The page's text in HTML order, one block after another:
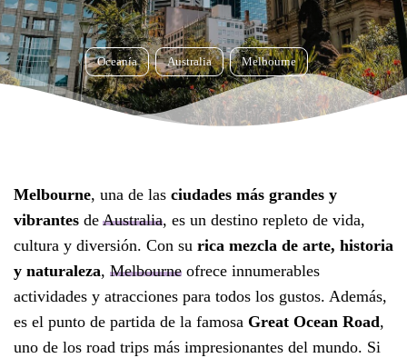
Oceanía Australia Melbourne
Melbourne, una de las ciudades más grandes y
vibrantes de Australia, es un destino repleto de vida,
cultura y diversión. Con su rica mezcla de arte, historia
y naturaleza, Melbourne ofrece innumerables
actividades y atracciones para todos los gustos. Además,
es el punto de partida de la famosa Great Ocean Road,
uno de los road trips más impresionantes del mundo. Si